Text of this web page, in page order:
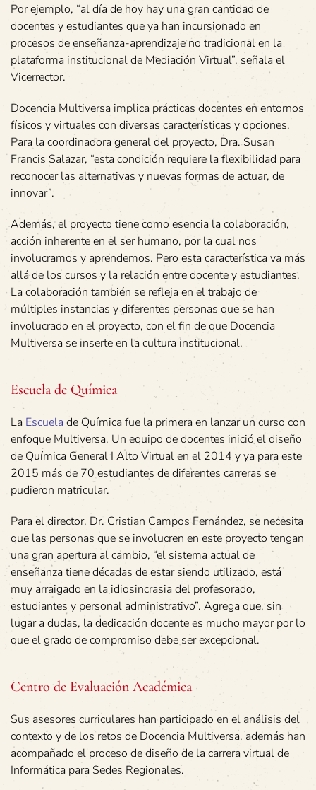
Por ejemplo, “al día de hoy hay una gran cantidad de
docentes y estudiantes que ya han incursionado en
procesos de enseñanza-aprendizaje no tradicional en la
plataforma institucional de Mediación Virtual”, señala el
Vicerrector.
Docencia Multiversa implica prácticas docentes en entornos
físicos y virtuales con diversas características y opciones.
Para la coordinadora general del proyecto, Dra. Susan
Francis Salazar, “esta condición requiere la flexibilidad para
reconocer las alternativas y nuevas formas de actuar, de
innovar”.
Además, el proyecto tiene como esencia la colaboración,
acción inherente en el ser humano, por la cual nos
involucramos y aprendemos. Pero esta característica va más
allá de los cursos y la relación entre docente y estudiantes.
La colaboración también se refleja en el trabajo de
múltiples instancias y diferentes personas que se han
involucrado en el proyecto, con el fin de que Docencia
Multiversa se inserte en la cultura institucional.
Escuela de Química
La Escuela de Química fue la primera en lanzar un curso con
enfoque Multiversa. Un equipo de docentes inició el diseño
de Química General I Alto Virtual en el 2014 y ya para este
2015 más de 70 estudiantes de diferentes carreras se
pudieron matricular.
Para el director, Dr. Cristian Campos Fernández, se necesita
que las personas que se involucren en este proyecto tengan
una gran apertura al cambio, “el sistema actual de
enseñanza tiene décadas de estar siendo utilizado, está
muy arraigado en la idiosincrasia del profesorado,
estudiantes y personal administrativo”. Agrega que, sin
lugar a dudas, la dedicación docente es mucho mayor por lo
que el grado de compromiso debe ser excepcional.
Centro de Evaluación Académica
Sus asesores curriculares han participado en el análisis del
contexto y de los retos de Docencia Multiversa, además han
acompañado el proceso de diseño de la carrera virtual de
Informática para Sedes Regionales.